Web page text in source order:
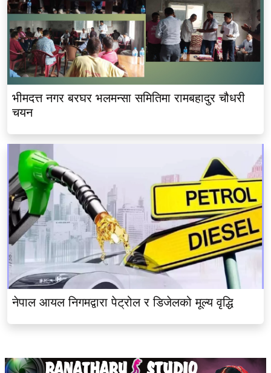
भीमदत्त नगर बरघर भलमन्सा समितिमा रामबहादुर चौधरी
चयन
नेपाल आयल निगमद्वारा पेट्रोल र डिजेलको मूल्य वृद्धि